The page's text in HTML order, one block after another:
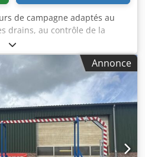
de campagne adaptés au
drains, au contrôle de la
à la construction avec prise
Convient pour une
chariot élévateur, etc.
application ! État : Neuf
Annonce